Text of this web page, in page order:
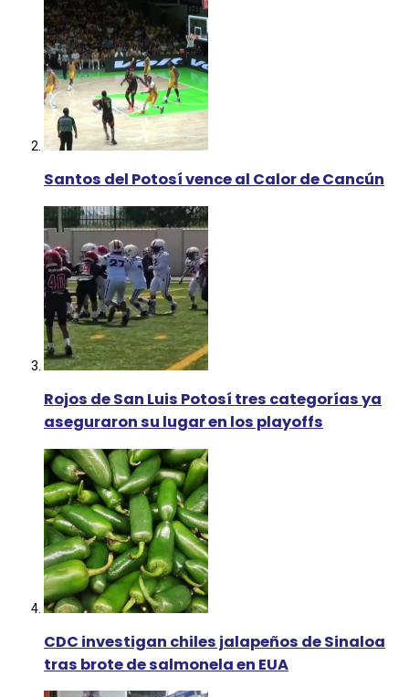
Santos del Potosí vence al Calor de Cancún
Rojos de San Luis Potosí tres categorías ya
aseguraron su lugar en los playoffs
CDC investigan chiles jalapeños de Sinaloa
tras brote de salmonela en EUA